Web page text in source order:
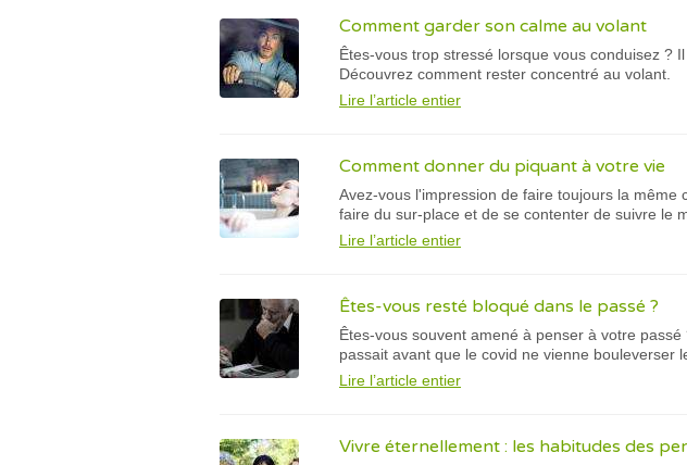
Comment garder son calme au volant
Êtes-vous trop stressé lorsque vous conduisez ?
Découvrez comment rester concentré au volant.
Lire l’article entier
Comment donner du piquant à votre vie
Avez-vous l'impression de faire toujours la
faire du sur-place et de se contenter de suivre le
Lire l’article entier
Êtes-vous resté bloqué dans le passé ?
Êtes-vous souvent amené à penser à votre
passait avant que le covid ne vienne bouleverser
Lire l’article entier
Vivre éternellement : les habitudes des